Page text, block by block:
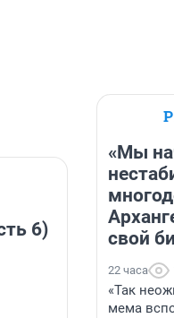
6)
«Мы
свой
22 часа
«Так
мема